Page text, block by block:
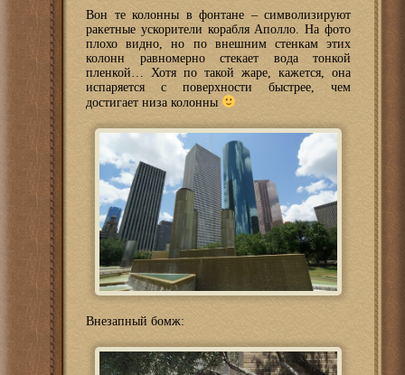
Вон те колонны в фонтане – символизируют
ракетные ускорители корабля Аполло. На фото
плохо видно, но по внешним стенкам этих
колонн равномерно стекает вода тонкой
пленкой… Хотя по такой жаре, кажется, она
испаряется с поверхности быстрее, чем
достигает низа колонны
Внезапный бомж: